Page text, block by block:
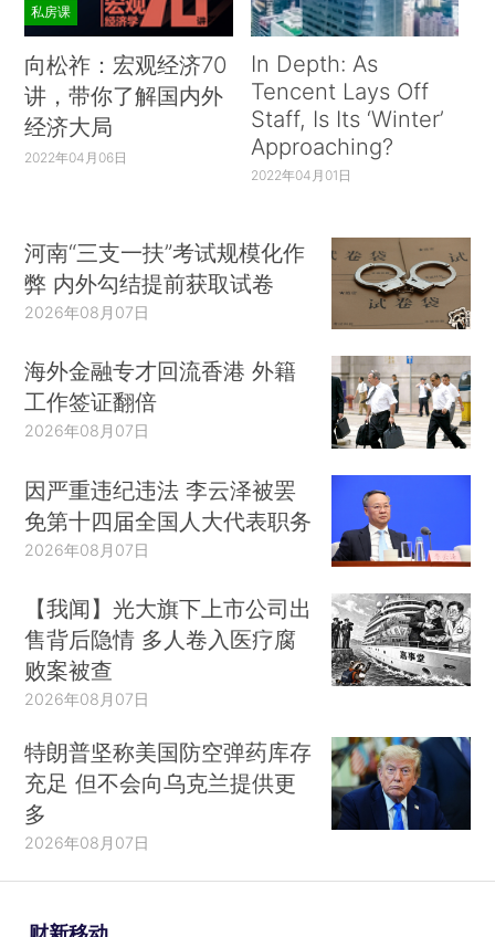
私房课
向松祚：宏观经济70
讲，带你了解国内外
经济大局
2022年04月06日
In Depth: As
Tencent Lays Off
Staff, Is Its ‘Winter’
Approaching?
2022年04月01日
河南“三支一扶”考试规模化作
弊 内外勾结提前获取试卷
2026年08月07日
海外金融专才回流香港 外籍
工作签证翻倍
2026年08月07日
因严重违纪违法 李云泽被罢
免第十四届全国人大代表职务
2026年08月07日
【我闻】光大旗下上市公司出
售背后隐情 多人卷入医疗腐
败案被查
2026年08月07日
特朗普坚称美国防空弹药库存
充足 但不会向乌克兰提供更
多
2026年08月07日